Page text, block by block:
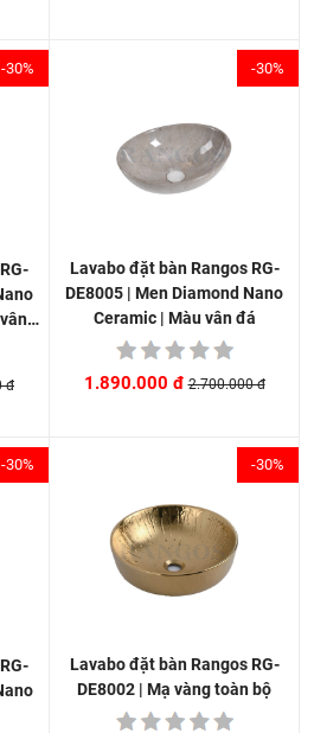
-30%
đ
-30%
Lavabo đặt bàn Rangos RG-
DE8005 | Men Diamond Nano
Ceramic | Màu vân đá
1.890.000 đ 2.700.000 đ
-30% -30%
Lavabo đặt bàn Rangos RG-
DE8002 | Mạ vàng toàn bộ